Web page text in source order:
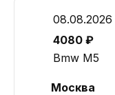
08.08.2026
4080 ₽
Bmw M5
Москва